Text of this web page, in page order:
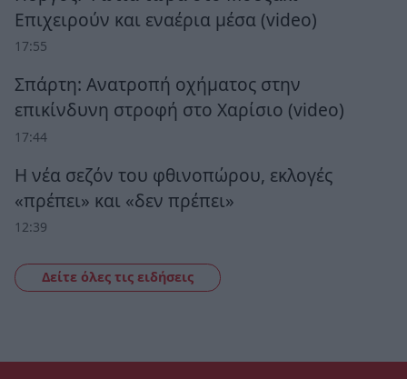
Επιχειρούν και εναέρια μέσα (video)
17:55
Σπάρτη: Ανατροπή οχήματος στην
επικίνδυνη στροφή στο Χαρίσιο (video)
17:44
Η νέα σεζόν του φθινοπώρου, εκλογές
«πρέπει» και «δεν πρέπει»
12:39
Δείτε όλες τις ειδήσεις